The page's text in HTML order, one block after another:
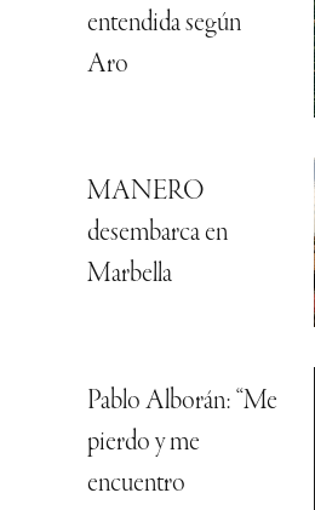
entendida según
Aro
MANERO
desembarca en
Marbella
Pablo Alborán: “Me
pierdo y me
encuentro